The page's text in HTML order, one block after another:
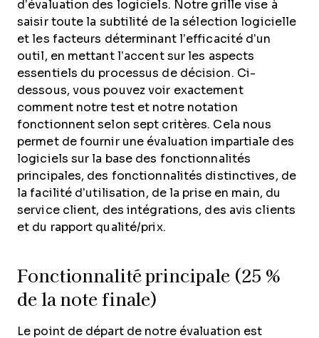
d’évaluation des logiciels. Notre grille vise à
saisir toute la subtilité de la sélection logicielle
et les facteurs déterminant l’efficacité d’un
outil, en mettant l’accent sur les aspects
essentiels du processus de décision. Ci-
dessous, vous pouvez voir exactement
comment notre test et notre notation
fonctionnent selon sept critères. Cela nous
permet de fournir une évaluation impartiale des
logiciels sur la base des fonctionnalités
principales, des fonctionnalités distinctives, de
la facilité d’utilisation, de la prise en main, du
service client, des intégrations, des avis clients
et du rapport qualité/prix.
Fonctionnalité principale (25 %
de la note finale)
Le point de départ de notre évaluation est